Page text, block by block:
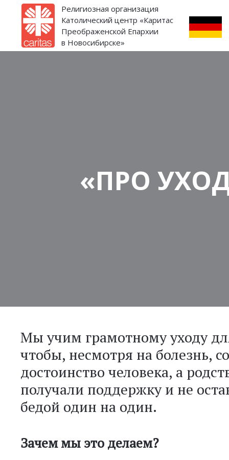
Религиозная организация
Католический центр «Каритас
Преображенской Епархии
в Новосибирске»
«ПРО
Мы учим грамотному уходу
чтобы, несмотря на болезнь,
достоинство человека, а
получали поддержку и не
бедой один на один.
Зачем мы это делаем?